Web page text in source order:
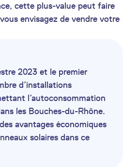
cette plus-value peut faire
envisagez de vendre votre
2023 et le premier
d’installations
l’autoconsommation
les Bouches-du-Rhône.
avantages économiques
solaires dans ce